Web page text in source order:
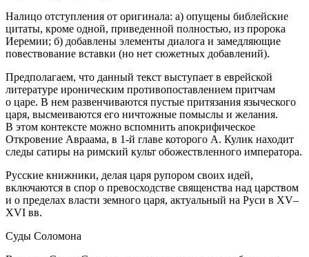
Налицо отступления от оригинала: а) опущены библейские
цитаты, кроме одной, приведенной полностью, из пророка
Иеремии; б) добавлены элементы диалога и замедляющие
повествование вставки (но нет сюжетных добавлений).
Предполагаем, что данный текст выступает в еврейской
литературе ироническим противопоставлением притчам
о царе. В нем развенчиваются пустые притязания языческого
царя, высмеиваются его ничтожные помыслы и желания.
В этом контексте можно вспомнить апокрифическое
Откровение Авраама, в 1-й главе которого А. Кулик находит
следы сатиры на римский культ обожествленного императора.
Русские книжники, делая царя рупором своих идей,
включаются в спор о превосходстве священства над царством
и о пределах власти земного царя, актуальный на Руси в XV–
XVI вв.
Суды Соломона